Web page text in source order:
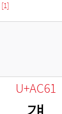
[1]
U+AC61